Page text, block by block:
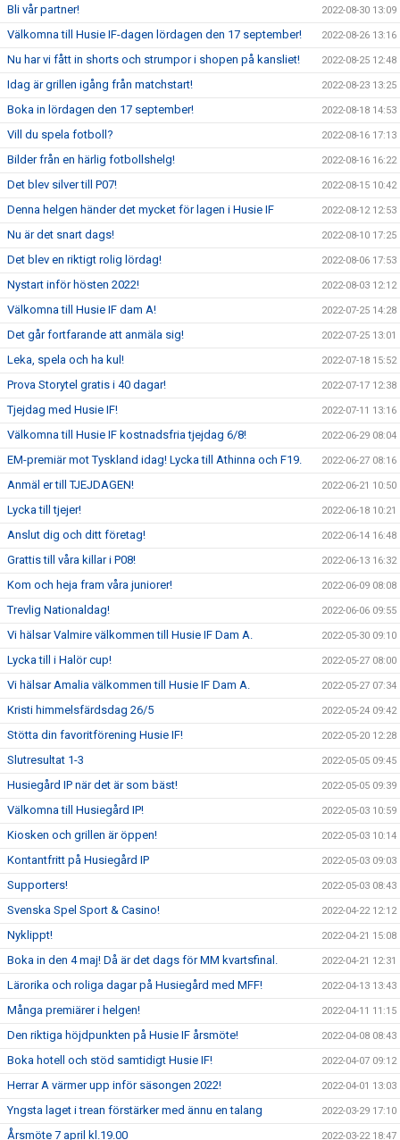
Bli vår partner! 2022-08-30 13:09
Välkomna till Husie IF-dagen lördagen den 17 september! 2022-08-26 13:16
Nu har vi fått in shorts och strumpor i shopen på kansliet! 2022-08-25 12:48
Idag är grillen igång från matchstart! 2022-08-23 13:25
Boka in lördagen den 17 september! 2022-08-18 14:53
Vill du spela fotboll? 2022-08-16 17:13
Bilder från en härlig fotbollshelg! 2022-08-16 16:22
Det blev silver till P07! 2022-08-15 10:42
Denna helgen händer det mycket för lagen i Husie IF 2022-08-12 12:53
Nu är det snart dags! 2022-08-10 17:25
Det blev en riktigt rolig lördag! 2022-08-06 17:53
Nystart inför hösten 2022! 2022-08-03 12:12
Välkomna till Husie IF dam A! 2022-07-25 14:28
Det går fortfarande att anmäla sig! 2022-07-25 13:01
Leka, spela och ha kul! 2022-07-18 15:52
Prova Storytel gratis i 40 dagar! 2022-07-17 12:38
Tjejdag med Husie IF! 2022-07-11 13:16
Välkomna till Husie IF kostnadsfria tjejdag 6/8! 2022-06-29 08:04
EM-premiär mot Tyskland idag! Lycka till Athinna och F19. 2022-06-27 08:16
Anmäl er till TJEJDAGEN! 2022-06-21 10:50
Lycka till tjejer! 2022-06-18 10:21
Anslut dig och ditt företag! 2022-06-14 16:48
Grattis till våra killar i P08! 2022-06-13 16:32
Kom och heja fram våra juniorer! 2022-06-09 08:08
Trevlig Nationaldag! 2022-06-06 09:55
Vi hälsar Valmire välkommen till Husie IF Dam A. 2022-05-30 09:10
Lycka till i Halör cup! 2022-05-27 08:00
Vi hälsar Amalia välkommen till Husie IF Dam A. 2022-05-27 07:34
Kristi himmelsfärdsdag 26/5 2022-05-24 09:42
Stötta din favoritförening Husie IF! 2022-05-20 12:28
Slutresultat 1-3 2022-05-05 09:45
Husiegård IP när det är som bäst! 2022-05-05 09:39
Välkomna till Husiegård IP! 2022-05-03 10:59
Kiosken och grillen är öppen! 2022-05-03 10:14
Kontantfritt på Husiegård IP 2022-05-03 09:03
Supporters! 2022-05-03 08:43
Svenska Spel Sport & Casino! 2022-04-22 12:12
Nyklippt! 2022-04-21 15:08
Boka in den 4 maj! Då är det dags för MM kvartsfinal. 2022-04-21 12:31
Lärorika och roliga dagar på Husiegård med MFF! 2022-04-13 13:43
Många premiärer i helgen! 2022-04-11 11:15
Den riktiga höjdpunkten på Husie IF årsmöte! 2022-04-08 08:43
Boka hotell och stöd samtidigt Husie IF! 2022-04-07 09:12
Herrar A värmer upp inför säsongen 2022! 2022-04-01 13:03
Yngsta laget i trean förstärker med ännu en talang 2022-03-29 17:10
Årsmöte 7 april kl.19.00 2022-03-22 18:47